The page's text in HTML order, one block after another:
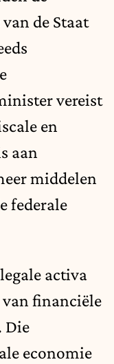
de Staat
vereist
en
aan
middelen
federale
activa
van financiële
Die
economie